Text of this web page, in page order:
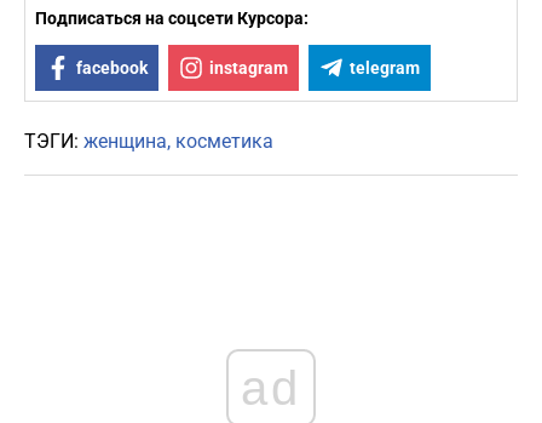
Подписаться на соцсети Курсора:
facebook instagram telegram
ТЭГИ: женщина косметика
ad